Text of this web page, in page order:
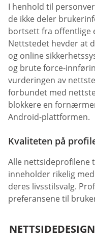
I henhold til
de ikke deler
bortsett fra offentlige
Nettstedet hevder at
og online
og brute force-
vurderingen av
forbundet med
blokkere en
Android-plattformen.
Kvaliteten på
Alle nettsideprofilene
inneholder rikelig
deres livsstilsvalg.
preferansene til